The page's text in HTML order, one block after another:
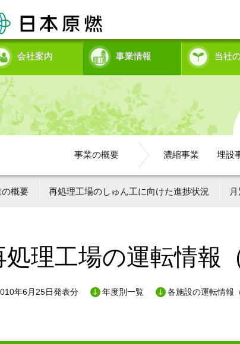
会社案内 事業情報 当社
事業の概要 濃縮事業 埋設
概要 再処理工場のしゅん工に向けた進捗状況
処理工場の運転情報
年6月25日発表分 年度別一覧 各施設の運転情報